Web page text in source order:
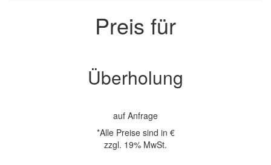
Preis für
Überholung
auf Anfrage
*Alle Preise sind in €
zzgl. 19% MwSt.